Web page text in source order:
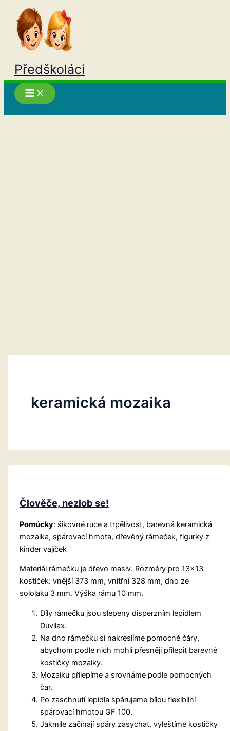
Přeskočit
obsah
Předškoláci
keramická mozaika
Člověče, nezlob se!
Pomůcky: šikovné ruce a trpělivost, barevná keramická
mozaika, spárovací hmota, dřevěný rámeček, figurky z
kinder vajíček
Materiál rámečku je dřevo masiv. Rozměry pro 13×13
kostiček: vnější 373 mm, vnitřní 328 mm, dno ze
sololaku 3 mm. Výška rámu 10 mm.
Díly rámečku jsou slepeny disperzním lepidlem
Duvilax.
Na dno rámečku si nakreslíme pomocné čáry,
abychom podle nich mohli přesněji přilepit barevné
kostičky mozaiky.
Mozaiku přilepíme a srovnáme podle pomocných
čar.
Po zaschnutí lepidla spárujeme bílou flexibilní
spárovací hmotou GF 100.
Jakmile začínají spáry zasychat, vyleštíme kostičky